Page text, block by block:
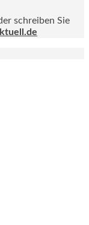
schreiben Sie